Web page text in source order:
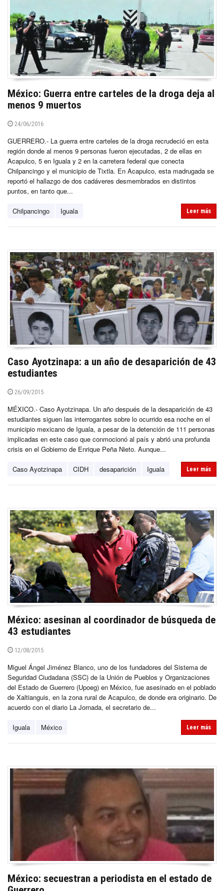
México: Guerra entre carteles de la droga deja al
menos 9 muertos
24/06/2016
GUERRERO.- La guerra entre carteles de la droga recrudeció en esta
región donde al menos 9 personas fueron ejecutadas, 2 de ellas en
Acapulco, 5 en Iguala y 2 en la carretera federal que conecta
Chilpancingo y el municipio de Tixtla. En Acapulco, esta madrugada se
reportó el hallazgo de dos cadáveres desmembrados en distintos
puntos, en tanto que...
Chilpancingo Iguala Leer más
Caso Ayotzinapa: a un año de desaparición de 43
estudiantes
26/09/2015
MÉXICO.- Caso Ayotzinapa. Un año después de la desaparición de 43
estudiantes siguen las interrogantes sobre lo ocurrido esa noche en el
municipio mexicano de Iguala, a pesar de la detención de 111 personas
implicadas en este caso que conmocionó al país y abrió una profunda
crisis en el Gobierno de Enrique Peña Nieto. Aunque...
Caso Ayotzinapa CIDH desaparición Iguala Leer más
México: asesinan al coordinador de búsqueda de
43 estudiantes
12/08/2015
Miguel Ángel Jiménez Blanco, uno de los fundadores del Sistema de
Seguridad Ciudadana (SSC) de la Unión de Pueblos y Organizaciones
del Estado de Guerrero (Upoeg) en México, fue asesinado en el poblado
de Xaltianguis, en la zona rural de Acapulco, de donde era originario. De
acuerdo con el diario La Jornada, el secretario de...
Iguala México Leer más
México: secuestran a periodista en el estado de